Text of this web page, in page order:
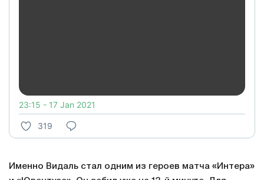
23:15 - 17 Jan 2021
319
Именно Видаль стал одним из героев матча «Интера»